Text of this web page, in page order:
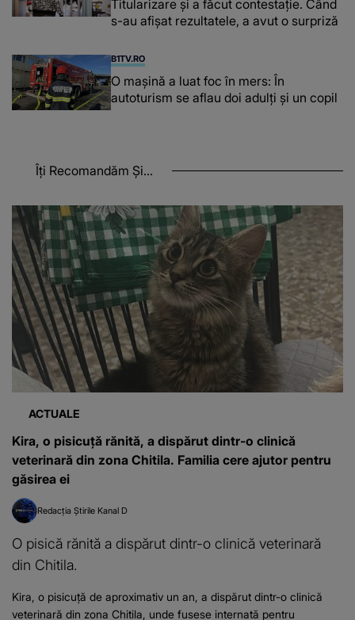
Titularizare și a făcut contestație. Când
s-au afișat rezultatele, a avut o surpriză
B1TV.RO
O maşină a luat foc în mers: În
autoturism se aflau doi adulți și un copil
Îți Recomandăm Și...
ACTUALE
Kira, o pisicuță rănită, a dispărut dintr-o clinică
veterinară din zona Chitila. Familia cere ajutor pentru
găsirea ei
Redacția Știrile Kanal D
O pisică rănită a dispărut dintr-o clinică veterinară
din Chitila.
Kira, o pisicuță de aproximativ un an, a dispărut dintr-o clinică
veterinară din zona Chitila, unde fusese internată pentru